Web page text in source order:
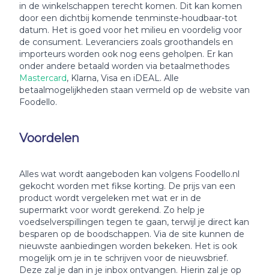
in de winkelschappen terecht komen. Dit kan komen
door een dichtbij komende tenminste-houdbaar-tot
datum. Het is goed voor het milieu en voordelig voor
de consument. Leveranciers zoals groothandels en
importeurs worden ook nog eens geholpen. Er kan
onder andere betaald worden via betaalmethodes
Mastercard, Klarna, Visa en iDEAL. Alle
betaalmogelijkheden staan vermeld op de website van
Foodello.
Voordelen
Alles wat wordt aangeboden kan volgens Foodello.nl
gekocht worden met fikse korting. De prijs van een
product wordt vergeleken met wat er in de
supermarkt voor wordt gerekend. Zo help je
voedselverspillingen tegen te gaan, terwijl je direct kan
besparen op de boodschappen. Via de site kunnen de
nieuwste aanbiedingen worden bekeken. Het is ook
mogelijk om je in te schrijven voor de nieuwsbrief.
Deze zal je dan in je inbox ontvangen. Hierin zal je op